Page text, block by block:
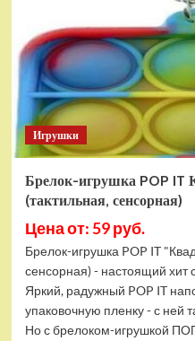
Паук
Водная
Игрушки
Брелок-игрушка POP IT
(тактильная, сенсорная)
Цена от: 59 руб.
Брелок-игрушка POP IT
сенсорная) - настоящий хит
Яркий, радужный POP IT
упаковочную пленку - с ней
Но с брелоком-игрушкой